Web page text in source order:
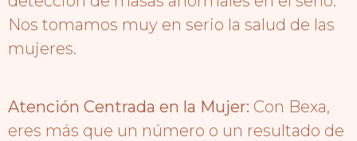
Nos tomamos muy en serio la salud de las
mujeres.
Atención Centrada en la Mujer: Con Bexa,
eres más que un número o un resultado de